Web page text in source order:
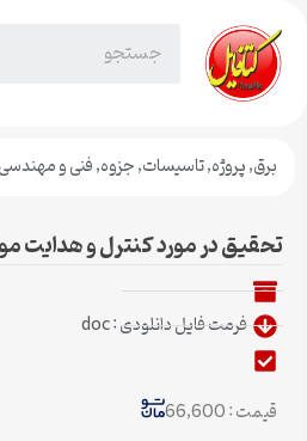
برق,پروژه,تاسیسات,جزوه,فنی و مهندسی
تحقیق در مورد کنترل و هدایت
فرمت فایل دانلودی : doc
قیمت : 66,600